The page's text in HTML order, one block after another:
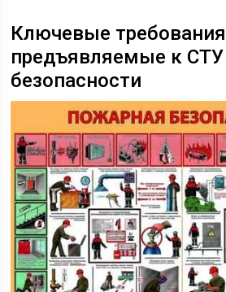
Ключевые
предъявляемые к
безопасности